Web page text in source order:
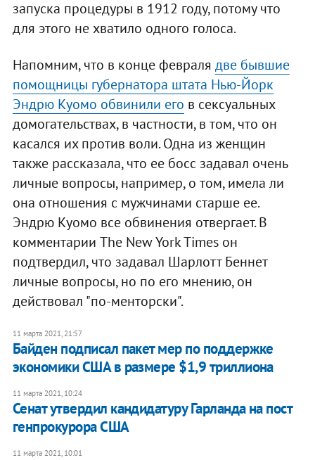
запуска процедуры в 1912 году, потому что
для этого не хватило одного голоса.
Напомним, что в конце февраля две бывшие
помощницы губернатора штата Нью-Йорк
Эндрю Куомо обвинили его в сексуальных
домогательствах, в частности, в том, что он
касался их против воли. Одна из женщин
также рассказала, что ее босс задавал очень
личные вопросы, например, о том, имела ли
она отношения с мужчинами старше ее.
Эндрю Куомо все обвинения отвергает. В
комментарии The New York Times он
подтвердил, что задавал Шарлотт Беннет
личные вопросы, но по его мнению, он
действовал "по-менторски".
11 марта 2021, 21:57
Байден подписал пакет мер по поддержке
экономики США в размере $1,9 триллиона
11 марта 2021, 10:24
Сенат утвердил кандидатуру Гарланда на пост
генпрокурора США
11 марта 2021, 10:01